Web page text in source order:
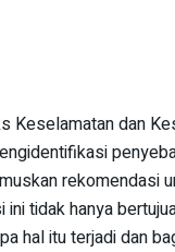
dan
rekomendasi
tidak hanya
hal itu terjadi dan